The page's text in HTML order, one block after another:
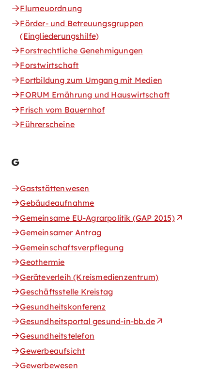
Flurneuordnung
Förder- und Betreuungsgruppen
(Eingliederungshilfe)
Forstrechtliche Genehmigungen
Forstwirtschaft
Fortbildung zum Umgang mit Medien
FORUM Ernährung und Hauswirtschaft
Frisch vom Bauernhof
Führerscheine
G
Gaststättenwesen
Gebäudeaufnahme
Gemeinsame EU-Agrarpolitik (GAP 2015)
Gemeinsamer Antrag
Gemeinschaftsverpflegung
Geothermie
Geräteverleih (Kreismedienzentrum)
Geschäftsstelle Kreistag
Gesundheitskonferenz
Gesundheitsportal gesund-in-bb.de
Gesundheitstelefon
Gewerbeaufsicht
Gewerbewesen